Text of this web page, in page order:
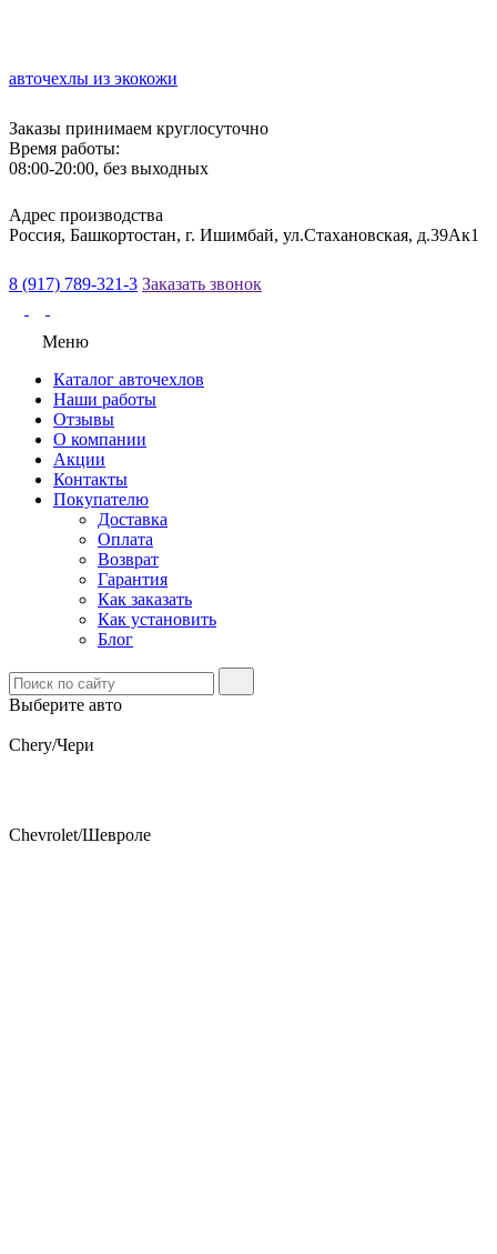
авточехлы из экокожи
Заказы принимаем круглосуточно
Время работы:
08:00-20:00, без выходных
Адрес производства
Россия, Башкортостан, г. Ишимбай, ул.Стахановская, д.39Ак1
8 (917) 789-321-3 Заказать звонок
Меню
Каталог авточехлов
Наши работы
Отзывы
О компании
Акции
Контакты
Покупателю
Доставка
Оплата
Возврат
Гарантия
Как заказать
Как установить
Блог
Выберите авто
Chery/Чери
Chevrolet/Шевроле